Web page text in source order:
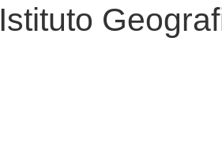
Istituto